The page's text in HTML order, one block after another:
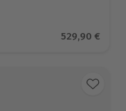
1 BewertungenAktueller
529,90 €